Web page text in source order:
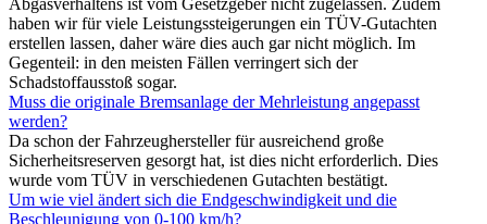
haben wir für viele Leistungssteigerungen ein TÜV-Gutachten
erstellen lassen, daher wäre dies auch gar nicht möglich. Im
Gegenteil: in den meisten Fällen verringert sich der
Schadstoffausstoß sogar.
Muss die originale Bremsanlage der Mehrleistung angepasst
werden?
Da schon der Fahrzeughersteller für ausreichend große
Sicherheitsreserven gesorgt hat, ist dies nicht erforderlich. Dies
wurde vom TÜV in verschiedenen Gutachten bestätigt.
Um wie viel ändert sich die Endgeschwindigkeit und die
Beschleunigung von 0-100 km/h?